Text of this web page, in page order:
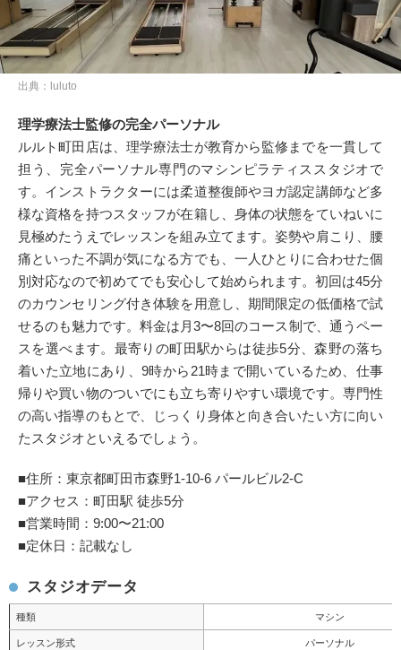
出典：luluto
理学療法士監修の完全パーソナル
ルルト町田店は、理学療法士が教育から監修までを一貫して
担う、完全パーソナル専門のマシンピラティススタジオで
す。インストラクターには柔道整復師やヨガ認定講師など多
様な資格を持つスタッフが在籍し、身体の状態をていねいに
見極めたうえでレッスンを組み立てます。姿勢や肩こり、腰
痛といった不調が気になる方でも、一人ひとりに合わせた個
別対応なので初めてでも安心して始められます。初回は45分
のカウンセリング付き体験を用意し、期間限定の低価格で試
せるのも魅力です。料金は月3〜8回のコース制で、通うペー
スを選べます。最寄りの町田駅からは徒歩5分、森野の落ち
着いた立地にあり、9時から21時まで開いているため、仕事
帰りや買い物のついでにも立ち寄りやすい環境です。専門性
の高い指導のもとで、じっくり身体と向き合いたい方に向い
たスタジオといえるでしょう。
■住所：東京都町田市森野1-10-6 パールビル2-C
■アクセス：町田駅 徒歩5分
■営業時間：9:00〜21:00
■定休日：記載なし
スタジオデータ
種類 マシン
レッスン形式 パーソナル